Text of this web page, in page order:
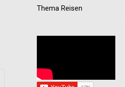
Thema Reisen